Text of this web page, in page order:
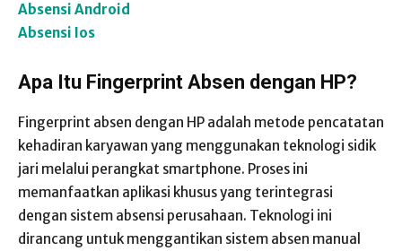
Absensi Android
Absensi Ios
Apa Itu Fingerprint Absen dengan HP?
Fingerprint absen dengan HP adalah metode pencatatan
kehadiran karyawan yang menggunakan teknologi sidik
jari melalui perangkat smartphone. Proses ini
memanfaatkan aplikasi khusus yang terintegrasi
dengan sistem absensi perusahaan. Teknologi ini
dirancang untuk menggantikan sistem absen manual